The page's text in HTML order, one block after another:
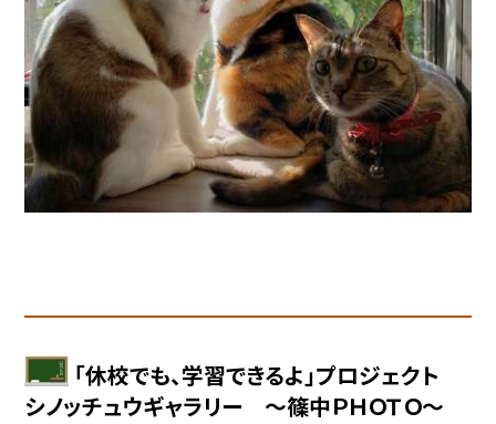
「休校でも、学習できるよ」プロジェクト
シノッチュウギャラリー 〜篠中ＰＨＯＴＯ〜